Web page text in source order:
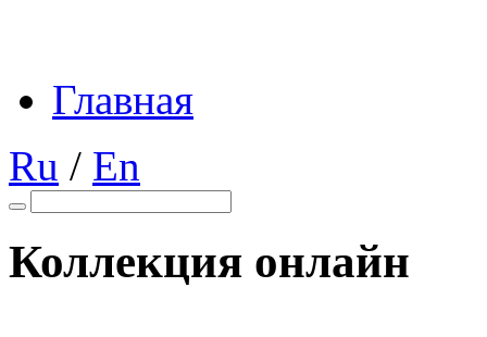
Главная
Ru / En
Коллекция онлайн